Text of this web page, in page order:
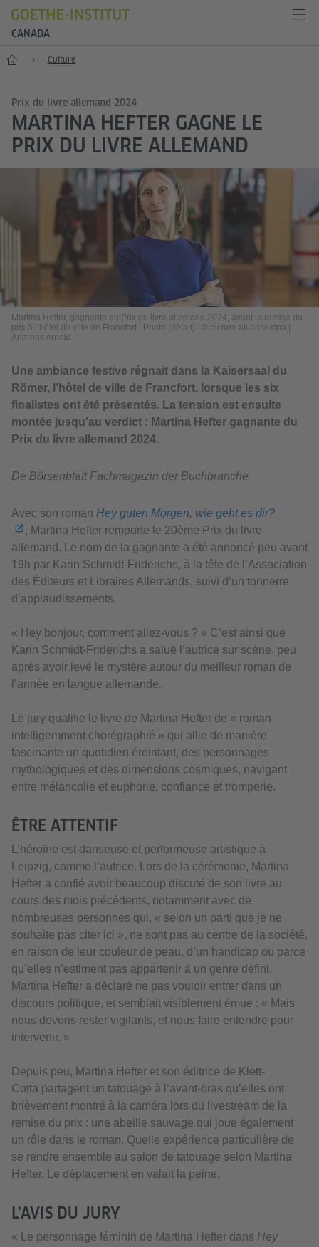
CANADA
Accueil Culture
Prix du livre allemand 2024
MARTINA HEFTER GAGNE LE
PRIX DU LIVRE ALLEMAND
Martina Hefter, gagnante du Prix du livre allemand 2024, avant la remise du
prix à l’hôtel de ville de Francfort
Photo (détail) : © picture alliance/dpa |
Andreas Arnold
Une ambiance festive régnait dans la Kaisersaal du
Römer, l’hôtel de ville de Francfort, lorsque les six
finalistes ont été présentés. La tension est ensuite
montée jusqu’au verdict : Martina Hefter gagnante du
Prix du livre allemand 2024.
De Börsenblatt Fachmagazin der Buchbranche
Avec son roman Hey guten Morgen, wie geht es dir?
, Martina Hefter remporte le 20ème Prix du livre
allemand. Le nom de la gagnante a été annoncé peu avant
19h par Karin Schmidt-Friderichs, à la tête de l’Association
des Éditeurs et Libraires Allemands, suivi d’un tonnerre
d’applaudissements.
« Hey bonjour, comment allez-vous ? » C’est ainsi que
Karin Schmidt-Friderichs a salué l’autrice sur scène, peu
après avoir levé le mystère autour du meilleur roman de
l’année en langue allemande.
Le jury qualifie le livre de Martina Hefter de « roman
intelligemment chorégraphié » qui allie de manière
fascinante un quotidien éreintant, des personnages
mythologiques et des dimensions cosmiques, navigant
entre mélancolie et euphorie, confiance et tromperie.
ÊTRE ATTENTIF
L’héroïne est danseuse et performeuse artistique à
Leipzig, comme l’autrice. Lors de la cérémonie, Martina
Hefter a confié avoir beaucoup discuté de son livre au
cours des mois précédents, notamment avec de
nombreuses personnes qui, « selon un parti que je ne
souhaite pas citer ici », ne sont pas au centre de la société,
en raison de leur couleur de peau, d’un handicap ou parce
qu’elles n’estiment pas appartenir à un genre défini.
Martina Hefter a déclaré ne pas vouloir entrer dans un
discours politique, et semblait visiblement émue : « Mais
nous devons rester vigilants, et nous faire entendre pour
intervenir. »
Depuis peu, Martina Hefter et son éditrice de Klett-
Cotta partagent un tatouage à l’avant-bras qu’elles ont
brièvement montré à la caméra lors du livestream de la
remise du prix : une abeille sauvage qui joue également
un rôle dans le roman. Quelle expérience particulière de
se rendre ensemble au salon de tatouage selon Martina
Hefter. Le déplacement en valait la peine.
L’AVIS DU JURY
« Le personnage féminin de Martina Hefter dans Hey